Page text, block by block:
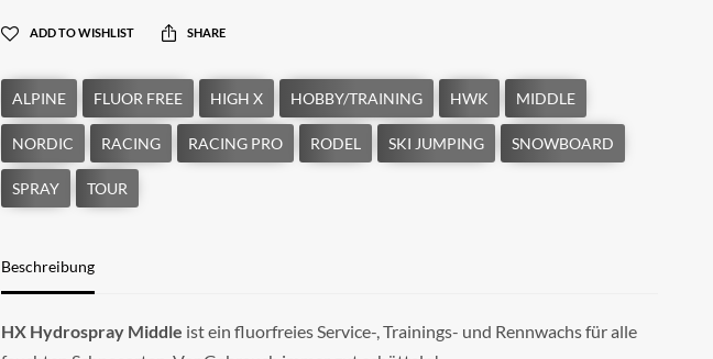
ADD TO WISHLIST SHARE
Beschreibung
HX Hydrospray Middle ist ein fluorfreies Service-, Trainings- und Rennwachs für alle